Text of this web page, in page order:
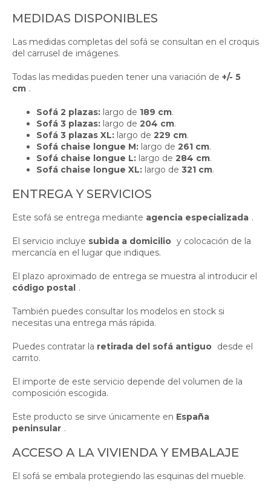
MEDIDAS DISPONIBLES
Las medidas completas del sofá se consultan en el croquis
del carrusel de imágenes.
Todas las medidas pueden tener una variación de +/- 5
cm .
Sofá 2 plazas: largo de 189 cm.
Sofá 3 plazas: largo de 204 cm.
Sofá 3 plazas XL: largo de 229 cm.
Sofá chaise longue M: largo de 261 cm.
Sofá chaise longue L: largo de 284 cm.
Sofá chaise longue XL: largo de 321 cm.
ENTREGA Y SERVICIOS
Este sofá se entrega mediante agencia especializada .
El servicio incluye subida a domicilio y colocación de la
mercancía en el lugar que indiques.
El plazo aproximado de entrega se muestra al introducir el
código postal .
También puedes consultar los modelos en stock si
necesitas una entrega más rápida.
Puedes contratar la retirada del sofá antiguo desde el
carrito.
El importe de este servicio depende del volumen de la
composición escogida.
Este producto se sirve únicamente en España
peninsular .
ACCESO A LA VIVIENDA Y EMBALAJE
El sofá se embala protegiendo las esquinas del mueble.